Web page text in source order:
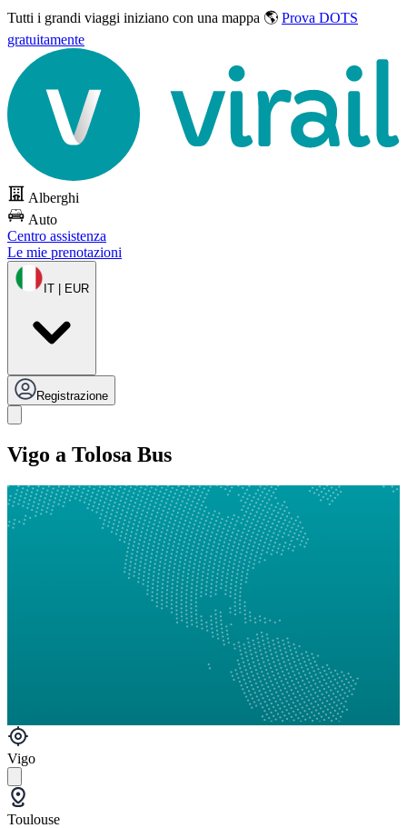
Tutti i grandi viaggi iniziano con una mappa 🌎 Prova DOTS
gratuitamente
Alberghi
Auto
Centro assistenza
Le mie prenotazioni
IT | EUR
Registrazione
Vigo a Tolosa Bus
Vigo
Toulouse